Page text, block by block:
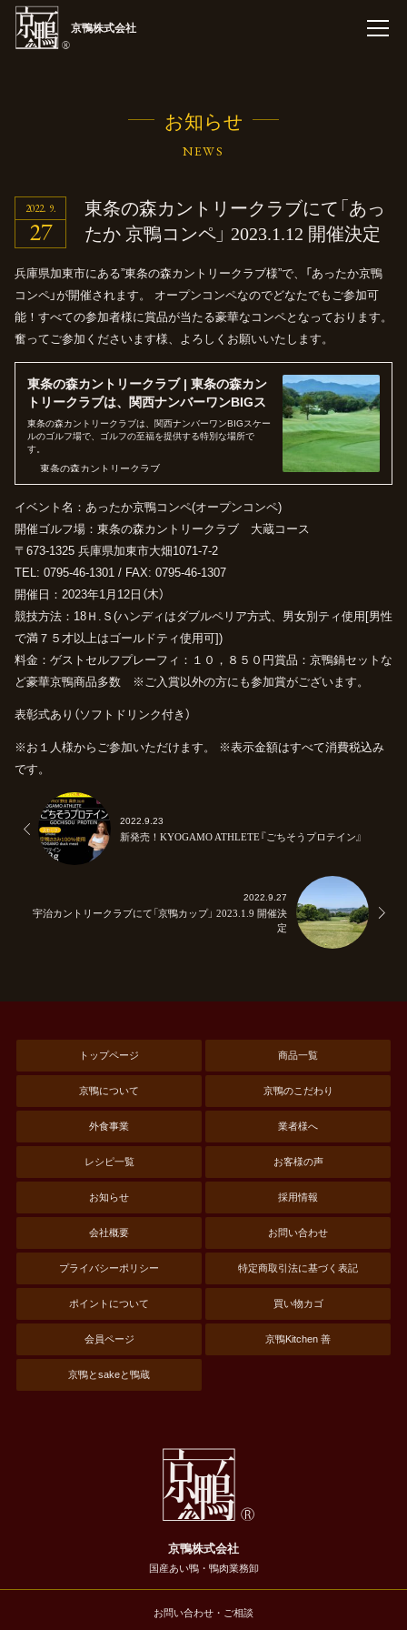
京鴨株式会社
お知らせ
NEWS
2022 9
27
東条の森カントリークラブにて 「あっ
たか 京鴨コンペ」 2023.1.12 開催決定
兵庫県加東市にある”東条の森カントリークラブ様”で、「あったか京鴨
コンペ」が開催されます。
オープンコンペなのでどなたでもご参加可
能！すべての参加者様に賞品が当たる豪華なコンペとなっております。
奮ってご参加くださいます様、よろしくお願いいたします。
東条の森カントリークラブ | 東条の森カン
トリークラブは、関西ナンバーワンBIGス
ケールのゴルフ場で、ゴルフの至福を提供
する特別な場所です。
東条の森カントリークラブは、関西ナンバーワンBIGスケー
ルのゴルフ場で、ゴルフの至福を提供する特別な場所で
す。
東条の森カントリークラブ
イベント名：あったか京鴨コンペ(オープンコンペ)
開催ゴルフ場：東条の森カントリークラブ 大蔵コース
〒673-1325 兵庫県加東市大畑1071-7-2
TEL: 0795-46-1301 / FAX: 0795-46-1307
開催日：2023年1月12日（木）
競技方法：18Ｈ.Ｓ(ハンディはダブルペリア方式、男女別ティ使用[男性
で満７５才以上はゴールドティ使用可])
料金：ゲストセルフプレーフィ：１０，８５０円賞品：京鴨鍋セットな
ど豪華京鴨商品多数 ※ご入賞以外の方にも参加賞がございます。
表彰式あり（ソフトドリンク付き）
※お１人様からご参加いただけます。
※表示金額はすべて消費税込み
です。
2022.9.23
新発売！KYOGAMO ATHLETE『ごちそうプロテイン』
2022.9.27
宇治カントリークラブにて「京鴨カップ」 2023.1.9 開催決
定
トップページ 商品一覧
京鴨について 京鴨のこだわり
外食事業 業者様へ
レシピ一覧 お客様の声
お知らせ 採用情報
会社概要 お問い合わせ
プライバシーポリシー 特定商取引法に基づく表記
ポイントについて 買い物カゴ
会員ページ 京鴨Kitchen 善
京鴨とsakeと鴨蔵
京鴨株式会社
国産あい鴨・鴨肉業務卸
お問い合わせ・ご相談